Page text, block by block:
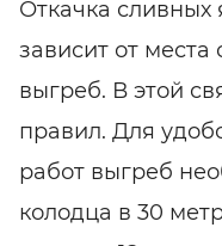
Откачка
зависит от места
выгреб. В этой
правил. Для
работ выгреб
колодца в 30